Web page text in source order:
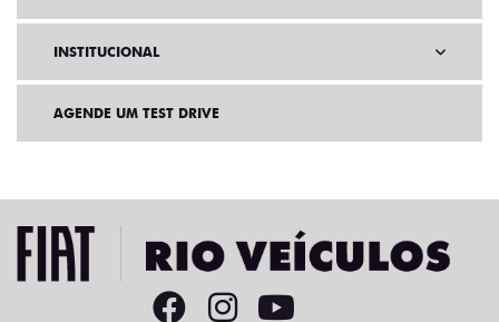
INSTITUCIONAL
AGENDE UM TEST DRIVE